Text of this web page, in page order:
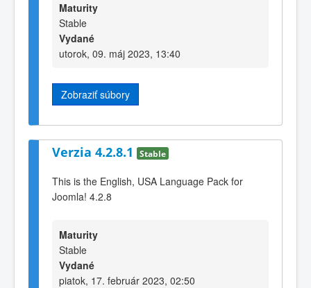
Maturity
Stable
Vydané
utorok, 09. máj 2023, 13:40
Zobraziť súbory
Verzia 4.2.8.1 Stable
This is the English, USA Language Pack for
Joomla! 4.2.8
Maturity
Stable
Vydané
piatok, 17. február 2023, 02:50